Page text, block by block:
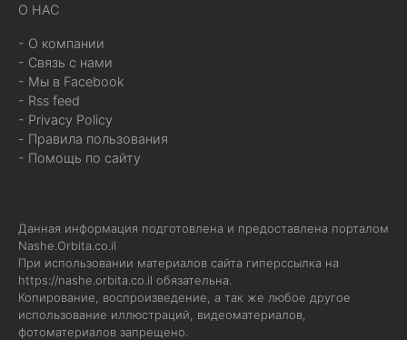
О НАС
- О компании
- Связь с нами
- Мы в Facebook
- Rss feed
- Privacy Policy
- Правила пользования
- Помощь по сайту
Данная информация подготовлена и предоставлена порталом
Nashe.Orbita.co.il
При использовании материалов сайта гиперссылка на
https://nashe.orbita.co.il обязательна.
Копирование, воспроизведение, а так же любое другое
использование иллюстраций, видеоматериалов,
фотоматериалов запрещено.